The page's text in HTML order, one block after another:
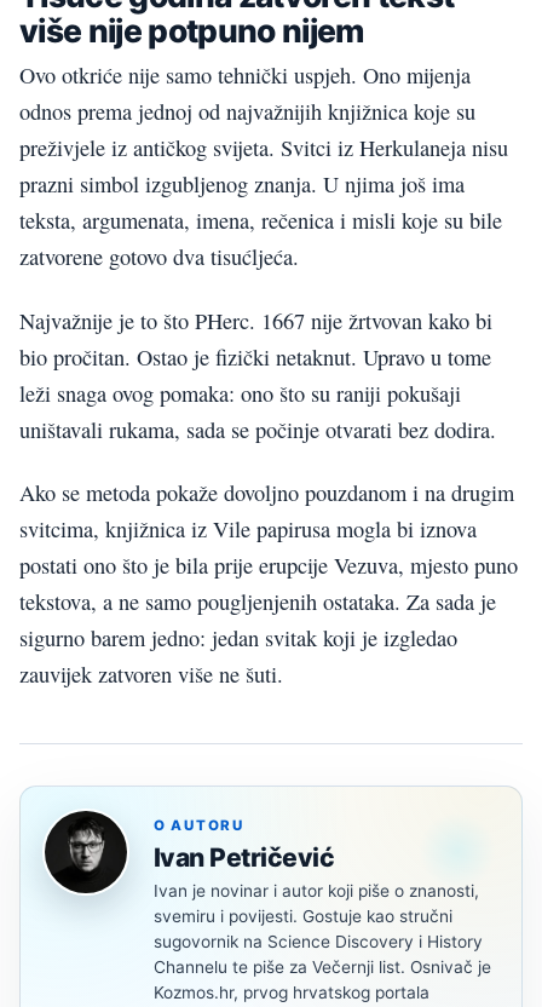
više nije potpuno nijem
Ovo otkriće nije samo tehnički uspjeh. Ono mijenja
odnos prema jednoj od najvažnijih knjižnica koje su
preživjele iz antičkog svijeta. Svitci iz Herkulaneja nisu
prazni simbol izgubljenog znanja. U njima još ima
teksta, argumenata, imena, rečenica i misli koje su bile
zatvorene gotovo dva tisućljeća.
Najvažnije je to što PHerc. 1667 nije žrtvovan kako bi
bio pročitan. Ostao je fizički netaknut. Upravo u tome
leži snaga ovog pomaka: ono što su raniji pokušaji
uništavali rukama, sada se počinje otvarati bez dodira.
Ako se metoda pokaže dovoljno pouzdanom i na drugim
svitcima, knjižnica iz Vile papirusa mogla bi iznova
postati ono što je bila prije erupcije Vezuva, mjesto puno
tekstova, a ne samo pougljenjenih ostataka. Za sada je
sigurno barem jedno: jedan svitak koji je izgledao
zauvijek zatvoren više ne šuti.
O AUTORU
Ivan Petričević
Ivan je novinar i autor koji piše o znanosti,
svemiru i povijesti. Gostuje kao stručni
sugovornik na Science Discovery i History
Channelu te piše za Večernji list. Osnivač je
Kozmos.hr, prvog hrvatskog portala